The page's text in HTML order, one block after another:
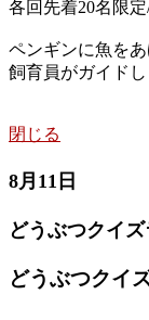
各回先着20名限
ペンギンに魚を
飼育員がガイドし
閉じる
8月11日
どうぶつクイ
どうぶつクイ